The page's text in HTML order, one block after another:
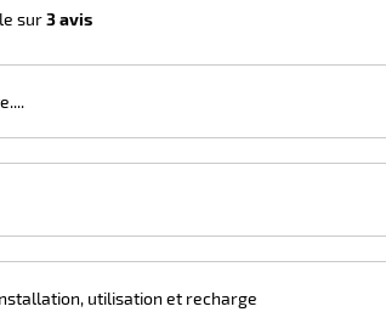
sur3 avis
utilisation et recharge